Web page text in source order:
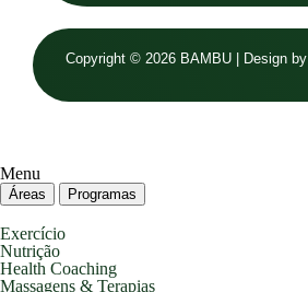
Copyright © 2026 BAMBU | Design by
Menu
Áreas Programas
Exercício
Nutrição
Health Coaching
Massagens & Terapias